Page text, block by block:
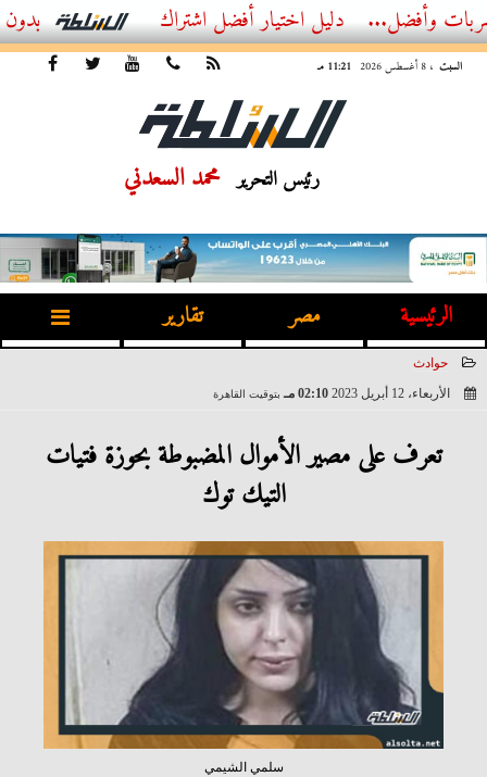
أفضل اشتراك IPTV بدون تقطيع 2026 – دليل المشاهد العصري
السبت ، 8 أغسطس 2026 11:21 مـ
رئيس التحرير محمد السعدني
الرئيسية مصر تقارير
حوادث
الأربعاء، 12 أبريل 2023
02:10 مـ بتوقيت القاهرة
تعرف على مصير الأموال المضبوطة بحوزة فتيات
التيك توك
سلمي الشيمي